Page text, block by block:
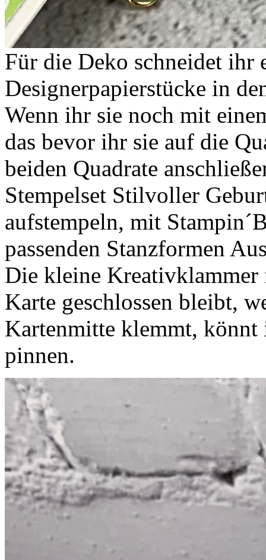
Für die Deko schneidet ihr
Designerpapierstücke in
Wenn ihr sie noch mit
das bevor ihr sie auf die
beiden Quadrate
Stempelset Stilvoller
aufstempeln, mit
passenden Stanzformen
Die kleine
Karte geschlossen bleibt,
Kartenmitte klemmt, könnt
pinnen.